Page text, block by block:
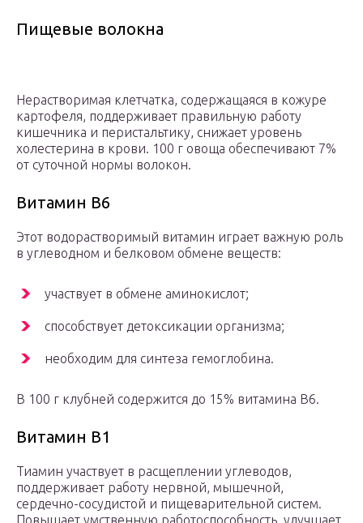
Пищевые волокна
Нерастворимая клетчатка, содержащаяся в кожуре
картофеля, поддерживает правильную работу
кишечника и перистальтику, снижает уровень
холестерина в крови. 100 г овоща обеспечивают 7%
от суточной нормы волокон.
Витамин В6
Этот водорастворимый витамин играет важную роль
в углеводном и белковом обмене веществ:
участвует в обмене аминокислот;
способствует детоксикации организма;
необходим для синтеза гемоглобина.
В 100 г клубней содержится до 15% витамина B6.
Витамин В1
Тиамин участвует в расщеплении углеводов,
поддерживает работу нервной, мышечной,
сердечно-сосудистой и пищеварительной систем.
Повышает умственную работоспособность, улучшает